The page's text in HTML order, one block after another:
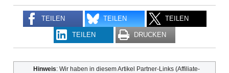
TEILEN TEILEN TEILEN
TEILEN DRUCKEN
Hinweis: Wir haben in diesem Artikel Partner-Links (Affiliate-